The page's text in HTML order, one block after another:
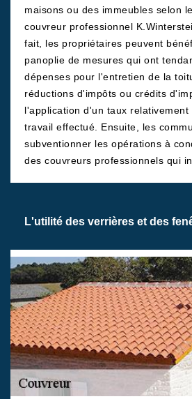
maisons ou des immeubles selon
couvreur professionnel
fait, les propriétaires peuvent
panoplie de mesures qui ont
dépenses pour l'entretien de la
réductions d'impôts ou crédits
l'application d'un taux relativement
travail effectué. Ensuite, les
subventionner les opérations à
des couvreurs professionnels qui
L'utilité des verrières et des